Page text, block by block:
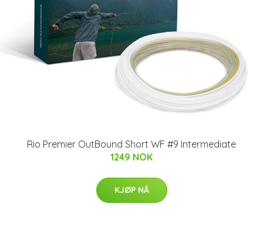
Rio Premier OutBound Short WF #9 Intermediate
1249 NOK
KJØP NÅ